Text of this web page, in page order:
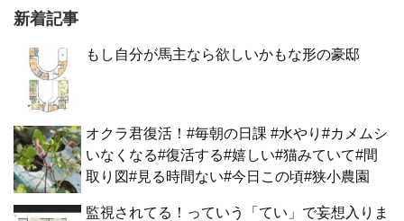
新着記事
もし自分が馬主なら欲しいかもな形の豪邸
オクラ君復活！#毎朝の日課 #水やり#カメムシ
いなくなる#復活する#嬉しい#猫みていて#間
取り図#見る時間ない#今日この頃#狭小農園
監視されてる！っていう「てい」で妄想入りま